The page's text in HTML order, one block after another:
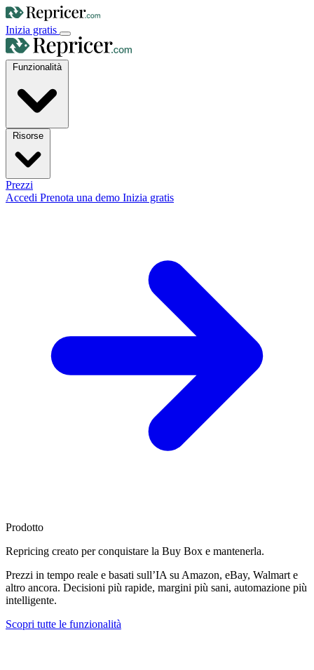
Inizia gratis
Funzionalità
Prezzi
Accedi Prenota una demo Inizia gratis
Prodotto
Repricing creato perconquistare la Buy Box e mantenerla.
Prezzi in tempo reale e basati sull’IA su Amazon, eBay, Walmart e
altro ancora. Decisioni più rapide, margini più sani, automazione più
intelligente.
Scopri tutte le funzionalità